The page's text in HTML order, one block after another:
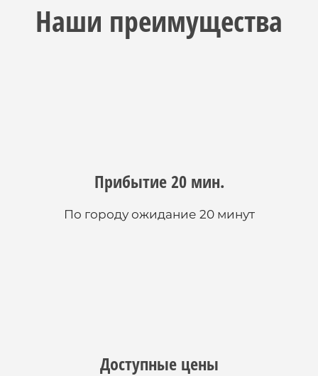
Наши преимущества
Прибытие 20 мин.
По городу ожидание 20 минут
Доступные цены